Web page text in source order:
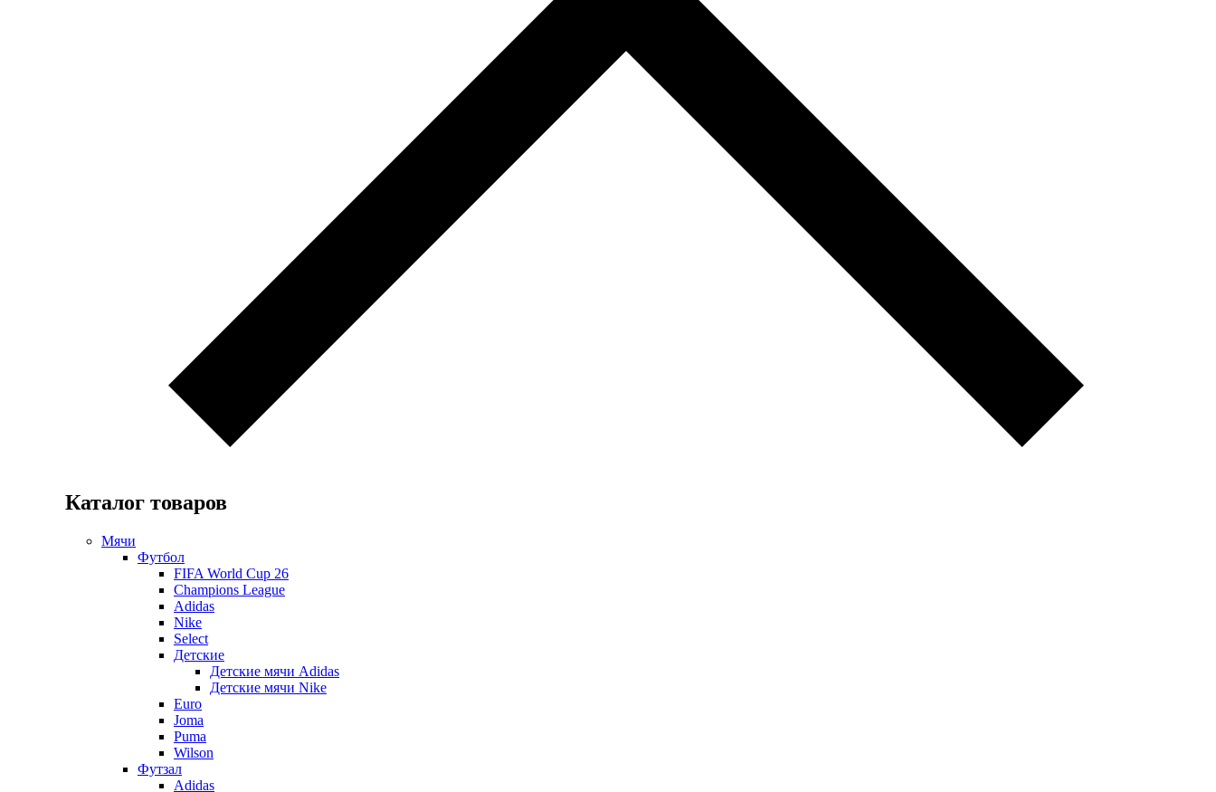
Каталог товаров
Мячи
Футбол
FIFA World Cup 26
Champions League
Adidas
Nike
Select
Детские
Детские мячи Adidas
Детские мячи Nike
Euro
Joma
Puma
Wilson
Футзал
Adidas